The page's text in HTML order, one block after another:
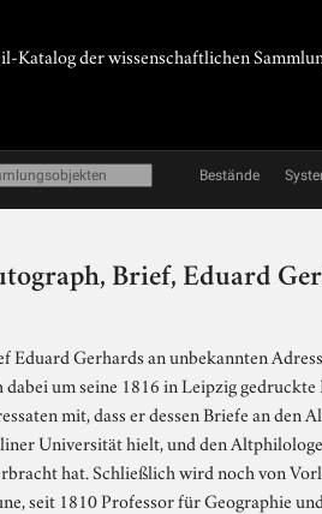
Katalog der wissenschaftlichen
Bestände
Brief, Eduard
Eduard Gerhards an unbekannten
dabei um seine 1816 in Leipzig
mit, dass er dessen Briefe an
Universität hielt, und den
hat. Schließlich wird noch von
seit 1810 Professor für Geographie